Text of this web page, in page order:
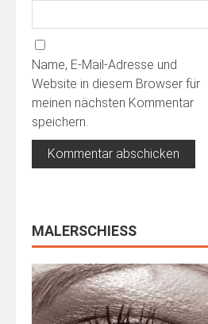
Name, E-Mail-Adresse und
Website in diesem Browser für
meinen nächsten Kommentar
speichern.
MALERSCHIESS